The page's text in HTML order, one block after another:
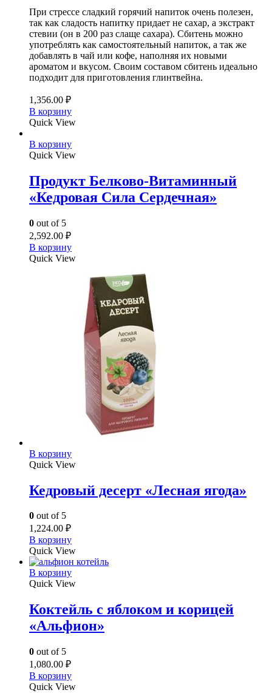
При стрессе сладкий горячий напиток очень полезен,
так как сладость напитку придает не сахар, а экстракт
стевии (он в 200 раз слаще сахара). Сбитень можно
употреблять как самостоятельный напиток, а так же
добавлять в чай или кофе, наполняя их новыми
ароматом и вкусом. Своим составом сбитень идеально
подходит для приготовления глинтвейна.
1,356.00 ₽
В корзину
Quick View
В корзину
Quick View
Продукт Белково-Витаминный
«Кедровая Сила Сердечная»
0 out of 5
2,592.00 ₽
В корзину
Quick View
В корзину
Quick View
Кедровый десерт «Лесная ягода»
0 out of 5
1,224.00 ₽
В корзину
Quick View
В корзину
Quick View
Коктейль с яблоком и корицей
«Альфион»
0 out of 5
1,080.00 ₽
В корзину
Quick View